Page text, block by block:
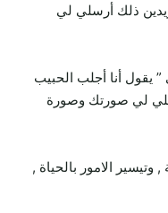
كنت تريدين ذلك أرسلي لي
” يقول أنا أجلب الحبيب
أرسلي لي صورتك وصورة
وتيسير الامور بالحياة ,